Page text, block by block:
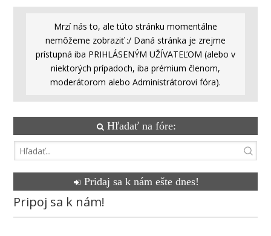
Mrzí nás to, ale túto stránku momentálne
nemôžeme zobraziť :/ Daná stránka je zrejme
prístupná iba PRIHLÁSENÝM UŽÍVATEĽOM (alebo v
niektorých prípadoch, iba prémium členom,
moderátorom alebo Administrátorovi fóra).
Hľadať na fóre:
Pridaj sa k nám ešte dnes!
Pripoj sa k nám!